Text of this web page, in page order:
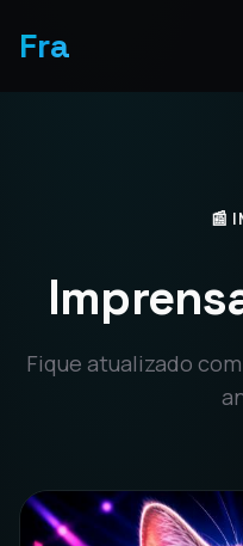
Fra
📰
Fique atualizado